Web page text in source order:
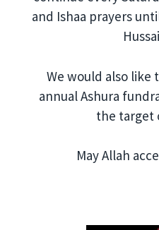
and Ishaa prayers
We would also like
annual Ashura
the target
May Allah